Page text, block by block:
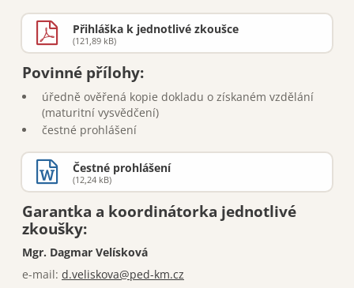
Přihláška k jednotlivé zkoušce
(121,89 kB)
Povinné přílohy:
úředně ověřená kopie dokladu o získaném vzdělání
(maturitní vysvědčení)
čestné prohlášení
Čestné prohlášení
(12,24 kB)
Garantka a koordinátorka jednotlivé
zkoušky:
Mgr. Dagmar Velísková
e-mail: d.veliskova@ped-km.cz